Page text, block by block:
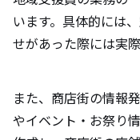
います。具体的には
せがあった際には実
また、商店街の情報
やイベント・お祭り